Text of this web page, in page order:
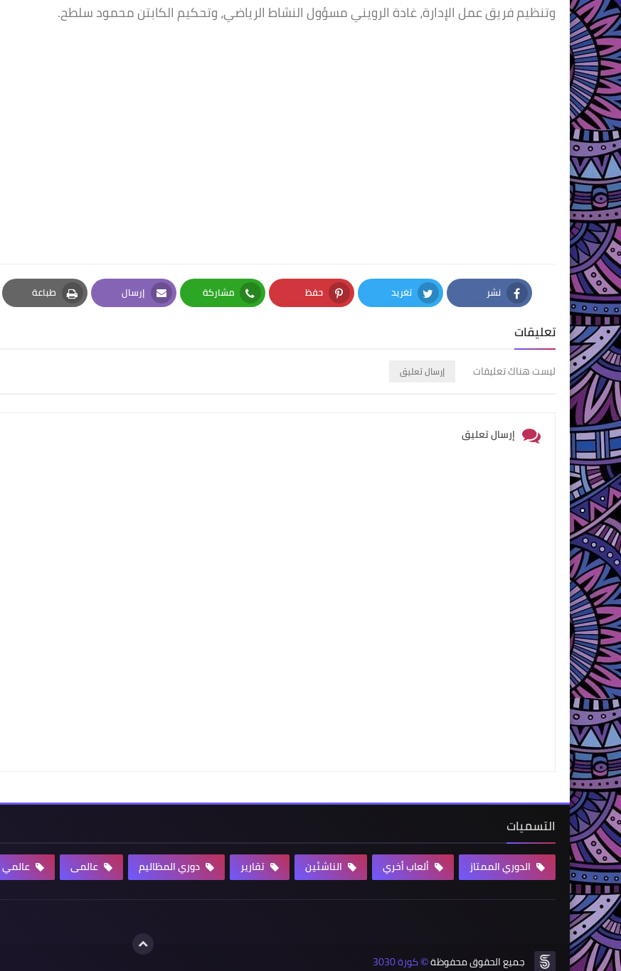
وتنظيم فريق عمل الإدارة، غادة الرويني مسؤول النشاط الرياضي، وتحكيم الكابتن محمود سلطح.
نشر
Facebook
تغريد
Twitter
حفظ
Pinterest
مشاركة
Whatsapp
إرسال
Email
طباعة
Print
تعليقات
ليست هناك تعليقات إرسال تعليق
إرسال تعليق
التسميات
الدوري الممتاز ألعاب أخري الناشئين تقارير دوري المظاليم عالمى عالمي
جميع الحقوق محفوظة©كورة 3030